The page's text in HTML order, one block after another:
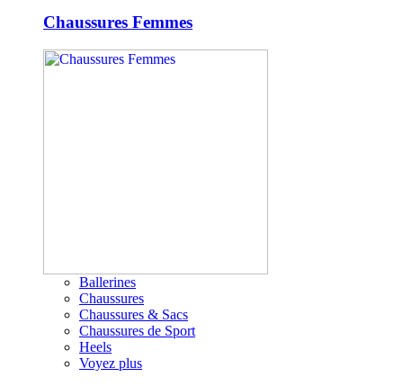
Chaussures Femmes
Ballerines
Chaussures
Chaussures & Sacs
Chaussures de Sport
Heels
Voyez plus